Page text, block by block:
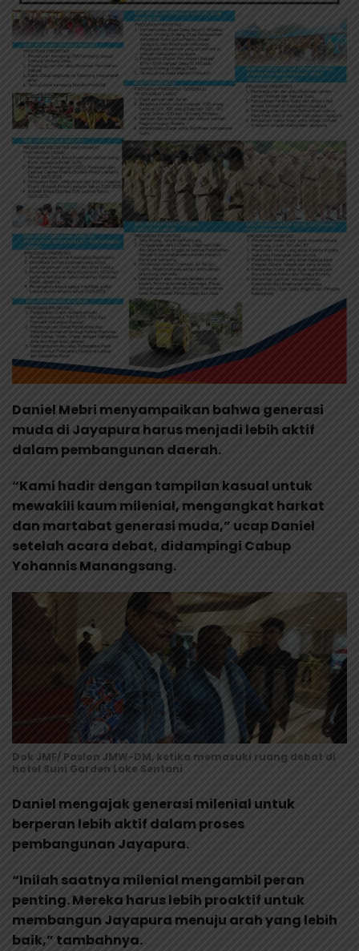
Daniel Mebri menyampaikan bahwa generasi
muda di Jayapura harus menjadi lebih aktif
dalam pembangunan daerah.
“Kami hadir dengan tampilan kasual untuk
mewakili kaum milenial, mengangkat harkat
dan martabat generasi muda,” ucap Daniel
setelah acara debat, didampingi Cabup
Yohannis Manangsang.
Dok JMF/ Paslon JMW-DM, ketika memasuki ruang debat di
hotel Suni Garden Lake Sentani
Daniel mengajak generasi milenial untuk
berperan lebih aktif dalam proses
pembangunan Jayapura.
“Inilah saatnya milenial mengambil peran
penting. Mereka harus lebih proaktif untuk
membangun Jayapura menuju arah yang lebih
baik,” tambahnya.